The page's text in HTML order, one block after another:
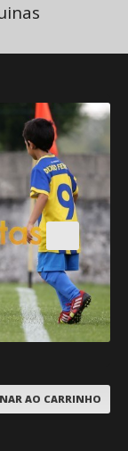
AO CARRINHO